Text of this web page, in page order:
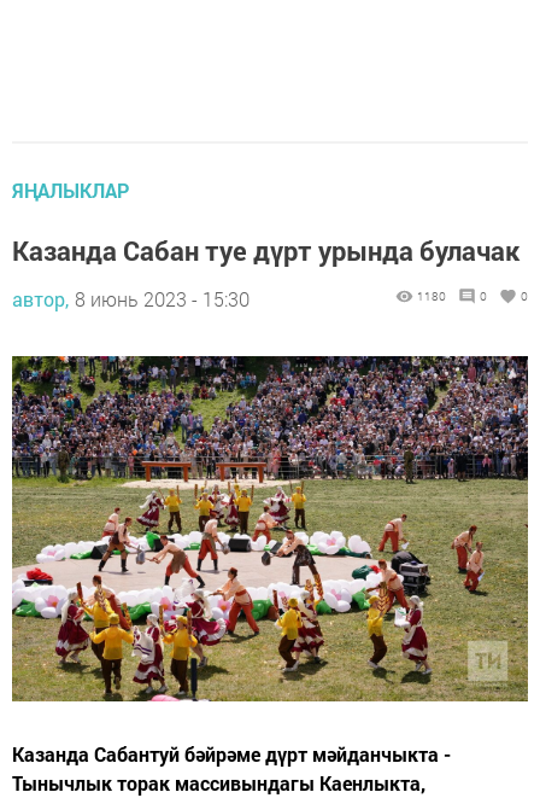
ЯҢАЛЫКЛАР
Казанда Сабан туе дүрт урында булачак
автор, 8 июнь 2023 - 15:30 1180 0 0
Казанда Сабантуй бәйрәме дүрт мәйданчыкта -
Тынычлык торак массивындагы Каенлыкта,